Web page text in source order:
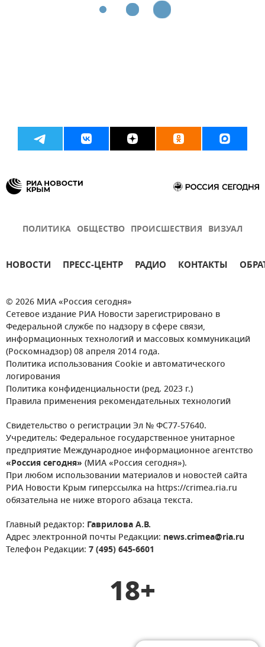
ПОЛИТИКА ОБЩЕСТВО ПРОИСШЕСТВИЯ ВИЗУАЛ
НОВОСТИ ПРЕСС-ЦЕНТР РАДИО КОНТАКТЫ
© 2026 МИА «Россия сегодня»
Сетевое издание РИА Новости зарегистрировано в
Федеральной службе по надзору в сфере связи,
информационных технологий и массовых коммуникаций
(Роскомнадзор) 08 апреля 2014 года.
Политика использования Cookie и автоматического
логирования
Политика конфиденциальности (ред. 2023 г.)
Правила применения рекомендательных технологий
Свидетельство о регистрации Эл № ФС77-57640.
Учредитель: Федеральное государственное унитарное
предприятие Международное информационное агентство
«Россия сегодня» (МИА «Россия сегодня»).
При любом использовании материалов и новостей сайта
РИА Новости Крым гиперссылка на https://crimea.ria.ru
обязательна не ниже второго абзаца текста.
Главный редактор: Гаврилова А.В.
Адрес электронной почты Редакции: news.crimea@ria.ru
Телефон Редакции: 7 (495) 645-6601
18+